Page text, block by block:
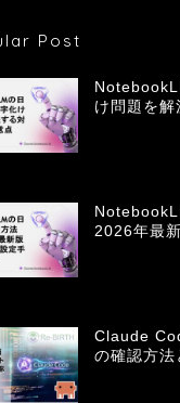
Post
け問題を解
2026年最
Claude
の確認方法